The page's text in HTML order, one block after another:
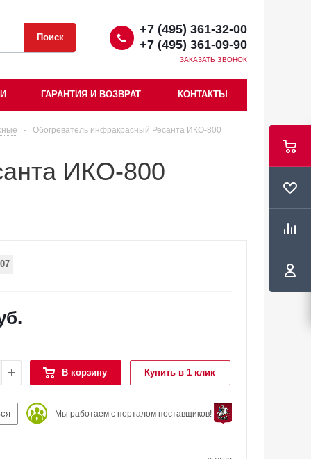
+7 (495) 361-32-00
+7 (495) 361-09-90
ЗАКАЗАТЬ ЗВОНОК
ГАРАНТИЯ И ВОЗВРАТ КОНТАКТЫ
-
Обогреватель инфракрасный Ресанта ИКО-800
ИКО-800
В корзину Купить в 1 клик
Мы работаем с порталом поставщиков!